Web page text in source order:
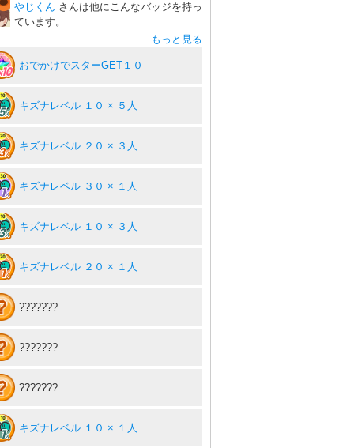
やじくん さんは他にこんなバッジを持っ
ています。
もっと見る
おでかけでスターGET１０
キズナレベル １０ × ５人
キズナレベル ２０ × ３人
キズナレベル ３０ × １人
キズナレベル １０ × ３人
キズナレベル ２０ × １人
???????
???????
???????
キズナレベル １０ × １人